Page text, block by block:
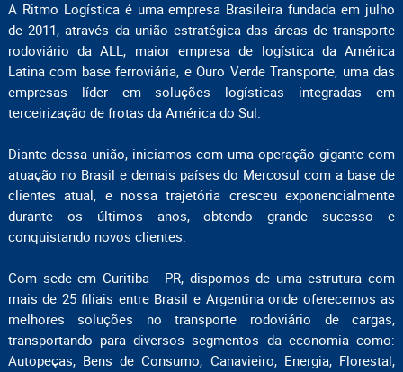
A Ritmo Logística é uma empresa Brasileira fundada em julho
de 2011, através da união estratégica das áreas de transporte
rodoviário da ALL, maior empresa de logística da América
Latina com base ferroviária, e Ouro Verde Transporte, uma das
empresas líder em soluções logísticas integradas em
terceirização de frotas da América do Sul.
Diante dessa união, iniciamos com uma operação gigante com
atuação no Brasil e demais países do Mercosul com a base de
clientes atual, e nossa trajetória cresceu exponencialmente
durante os últimos anos, obtendo grande sucesso e
conquistando novos clientes.
Com sede em Curitiba - PR, dispomos de uma estrutura com
mais de 25 filiais entre Brasil e Argentina onde oferecemos as
melhores soluções no transporte rodoviário de cargas,
transportando para diversos segmentos da economia como:
Autopeças, Bens de Consumo, Canavieiro, Energia, Florestal,